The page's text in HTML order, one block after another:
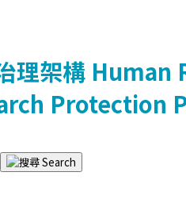
理架構 Human
Protection